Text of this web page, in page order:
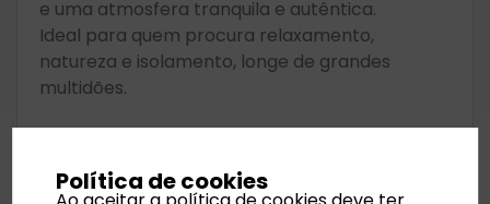
e uma atmosfera tranquila e autêntica.
Ideal para quem procura relaxamento,
natureza e isolamento, longe de grandes
multidões.
por pessoa
Política de cookies